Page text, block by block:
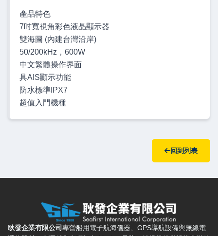
產品特色
7吋寬視角彩色液晶顯示器
雙海圖 (內建台灣沿岸)
50/200kHz，600W
中文繁體操作界面
具AIS顯示功能
防水標準IPX7
超值入門機種
回到列表
耿發企業有限公司 — 網站概要、主導覽與聯絡方式
耿發企業有限公司專營船用電子航海儀器、GPS導航設備與無線電